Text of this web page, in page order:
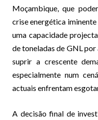
Moçambique, que
crise energética
uma capacidade
de toneladas de GNL
suprir a crescente
especialmente num
actuais enfrentam
A decisão final de